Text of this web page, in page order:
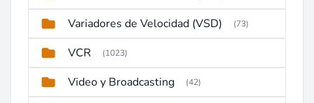
Variadores de Velocidad (VSD) (73)
VCR (1023)
Video y Broadcasting (42)